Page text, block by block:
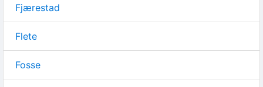
Fjærestad
Flete
Fosse